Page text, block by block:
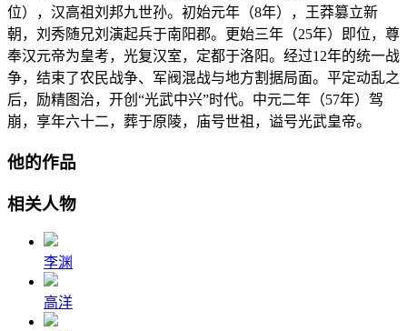
位），汉高祖刘邦九世孙。初始元年（8年），王莽篡立新
朝，刘秀随兄刘演起兵于南阳郡。更始三年（25年）即位，尊
奉汉元帝为皇考，光复汉室，定都于洛阳。经过12年的统一战
争，结束了农民战争、军阀混战与地方割据局面。平定动乱之
后，励精图治，开创“光武中兴”时代。中元二年（57年）驾
崩，享年六十二，葬于原陵，庙号世祖，谥号光武皇帝。
他的作品
相关人物
李渊
高洋